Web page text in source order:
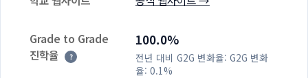
Grade to Grade
진학율
?
100.0%
전년 대비 G2G 변화율: G2G 변화
율: 0.1%